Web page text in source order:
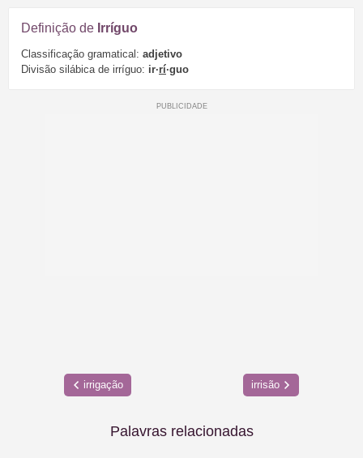
Definição de Irríguo
Classificação gramatical: adjetivo
Divisão silábica de irríguo: ir·rí·guo
irrigação irrisão
Palavras relacionadas